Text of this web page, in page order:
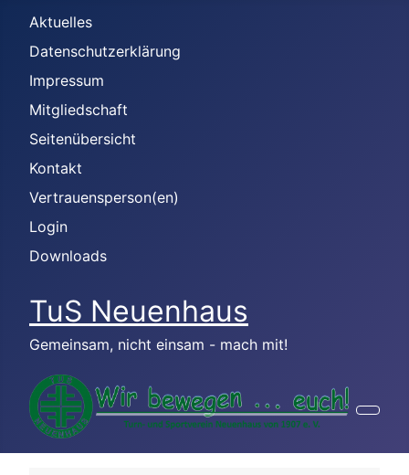
Aktuelles
Datenschutzerklärung
Impressum
Mitgliedschaft
Seitenübersicht
Kontakt
Vertrauensperson(en)
Login
Downloads
TuS Neuenhaus
Gemeinsam, nicht einsam - mach mit!